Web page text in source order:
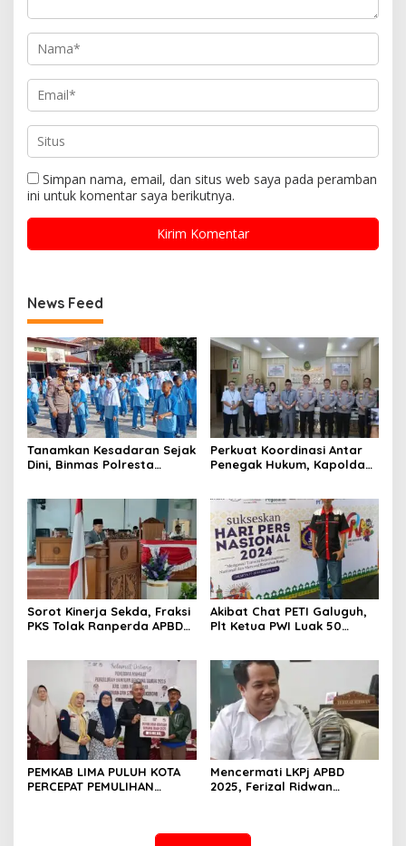
Simpan nama, email, dan situs web saya pada peramban
ini untuk komentar saya berikutnya.
News Feed
Tanamkan Kesadaran Sejak
Dini, Binmas Polresta
Bukittinggi
Perkuat Koordinasi Antar
Penegak Hukum, Kapolda
Sorot Kinerja Sekda, Fraksi
PKS Tolak Ranperda APBD
Akibat Chat PETI Galuguh,
Plt Ketua PWI Luak 50
Dibui
PEMKAB LIMA PULUH KOTA
PERCEPAT PEMULIHAN
Mencermati LKPj APBD
2025, Ferizal Ridwan
DPRD Limapuluh Kota